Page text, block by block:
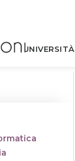
UNIVERSITÀ